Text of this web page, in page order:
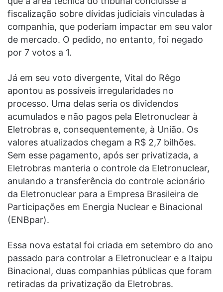
fiscalização sobre dívidas judiciais vinculadas à
companhia, que poderiam impactar em seu valor
de mercado. O pedido, no entanto, foi negado
por 7 votos a 1.
Já em seu voto divergente, Vital do Rêgo
apontou as possíveis irregularidades no
processo. Uma delas seria os dividendos
acumulados e não pagos pela Eletronuclear à
Eletrobras e, consequentemente, à União. Os
valores atualizados chegam a R$ 2,7 bilhões.
Sem esse pagamento, após ser privatizada, a
Eletrobras manteria o controle da Eletronuclear,
anulando a transferência do controle acionário
da Eletronuclear para a Empresa Brasileira de
Participações em Energia Nuclear e Binacional
(ENBpar).
Essa nova estatal foi criada em setembro do ano
passado para controlar a Eletronuclear e a Itaipu
Binacional, duas companhias públicas que foram
retiradas da privatização da Eletrobras.